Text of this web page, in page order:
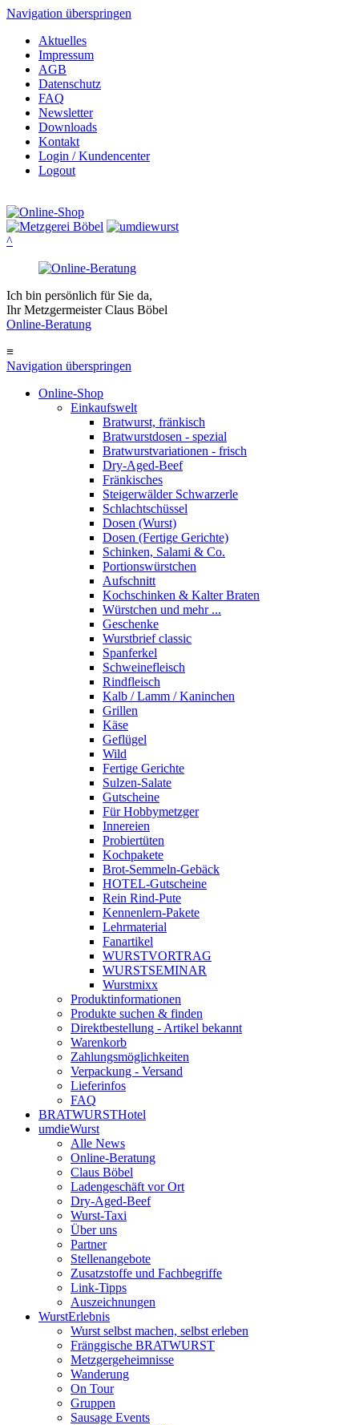
Navigation überspringen
Aktuelles
Impressum
AGB
Datenschutz
FAQ
Newsletter
Downloads
Kontakt
Login / Kundencenter
Logout
^
Ich bin persönlich für Sie da,
Ihr Metzgermeister Claus Böbel
Online-Beratung
≡
Navigation überspringen
Online-Shop
Einkaufswelt
Bratwurst, fränkisch
Bratwurst­dosen - spezial
Bratwurst­variationen - frisch
Dry-Aged-Beef
Fränkisches
Steigerwälder Schwarzerle
Schlacht­schüssel
Dosen (Wurst)
Dosen (Fertige Gerichte)
Schinken, Salami & Co.
Portions­würstchen
Aufschnitt
Kochschinken & Kalter Braten
Würstchen und mehr ...
Geschenke
Wurstbrief classic
Spanferkel
Schweine­fleisch
Rindfleisch
Kalb / Lamm / Kaninchen
Grillen
Käse
Geflügel
Wild
Fertige Gerichte
Sulzen-Salate
Gutscheine
Für Hobbymetzger
Innereien
Probiertüten
Kochpakete
Brot-Semmeln-Gebäck
HOTEL-Gutscheine
Rein Rind-Pute
Kennenlern-Pakete
Lehrmaterial
Fanartikel
WURST­VORTRAG
WURST­SEMINAR
Wurstmixx
Produktinformationen
Produkte suchen & finden
Direktbestellung - Artikel bekannt
Warenkorb
Zahlungsmöglichkeiten
Verpackung - Versand
Lieferinfos
FAQ
BRATWURSTHotel
umdieWurst
Alle News
Online-Beratung
Claus Böbel
Ladengeschäft vor Ort
Dry-Aged-Beef
Wurst-Taxi
Über uns
Partner
Stellenangebote
Zusatzstoffe und Fachbegriffe
Link-Tipps
Auszeichnungen
WurstErlebnis
Wurst selbst machen, selbst erleben
Fränggische BRATWURST
Metzgergeheimnisse
Wanderung
On Tour
Gruppen
Sausage Events